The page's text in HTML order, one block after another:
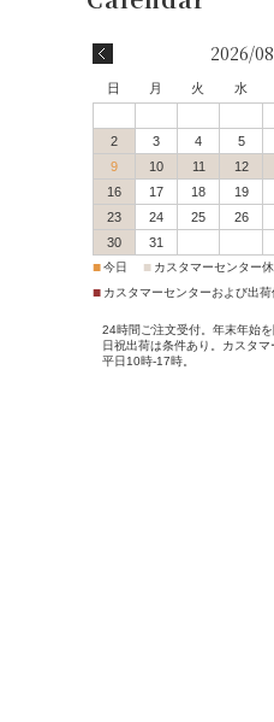
会員特典・会員ランク
配送・送料について
決済方法について
返品交換サービス
ポイントご利用案内
2026/08
日 月 火 水
2
3 4 5
9
10 11 12
16
17 18 19
23
24 25 26
30
31
■今日 ■ カスタマーセンター
■ カスタマーセンターおよび出荷
24時間ご注文受付。年末年始
日祝出荷は条件あり。カスタ
平日10時-17時。